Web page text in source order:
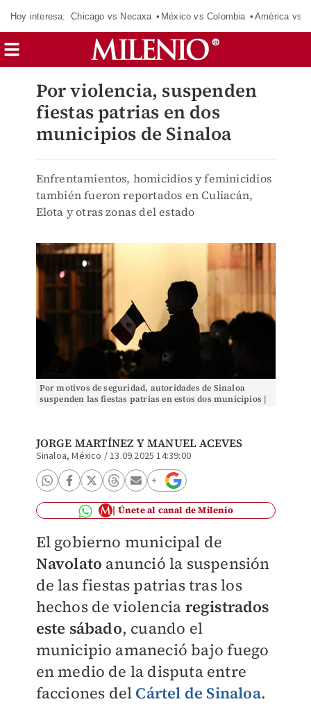
Hoy interesa: Chicago vs Necaxa México vs Colombia América vs
Por violencia, suspenden
fiestas patrias en dos
municipios de Sinaloa
Enfrentamientos, homicidios y feminicidios
también fueron reportados en Culiacán,
Elota y otras zonas del estado
Por motivos de seguridad, autoridades de Sinaloa
suspenden las fiestas patrias en estos dos municipios |
JORGE MARTÍNEZ YMANUEL ACEVES
Sinaloa, México /13.09.2025 14:39:00
Únete al canal de Milenio
El gobierno municipal de
Navolato anunció la suspensión
de las fiestas patrias tras los
hechos de violencia registrados
este sábado, cuando el
municipio amaneció bajo fuego
en medio de la disputa entre
facciones del Cártel de Sinaloa.